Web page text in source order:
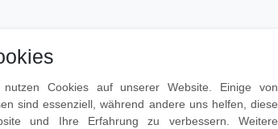
nutzen Cookies auf unserer Website. Einige von
sind essenziell, während andere uns helfen, diese
und Ihre Erfahrung zu verbessern. Weitere